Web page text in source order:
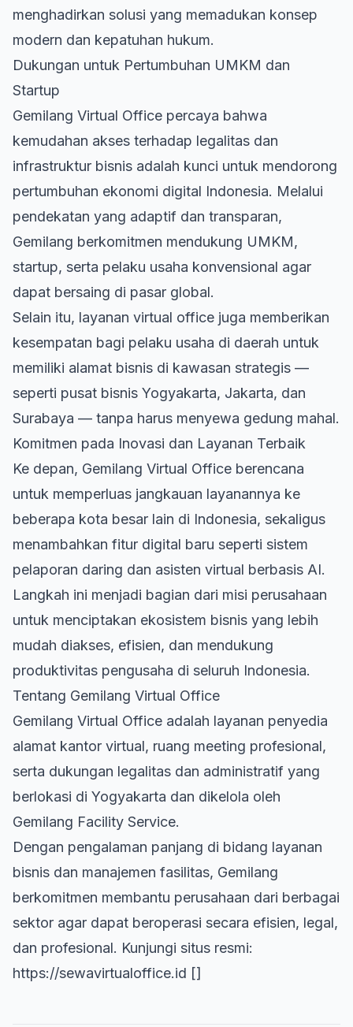
menghadirkan solusi yang memadukan konsep
modern dan kepatuhan hukum.
Dukungan untuk Pertumbuhan UMKM dan
Startup
Gemilang Virtual Office percaya bahwa
kemudahan akses terhadap legalitas dan
infrastruktur bisnis adalah kunci untuk mendorong
pertumbuhan ekonomi digital Indonesia. Melalui
pendekatan yang adaptif dan transparan,
Gemilang berkomitmen mendukung UMKM,
startup, serta pelaku usaha konvensional agar
dapat bersaing di pasar global.
Selain itu, layanan virtual office juga memberikan
kesempatan bagi pelaku usaha di daerah untuk
memiliki alamat bisnis di kawasan strategis —
seperti pusat bisnis Yogyakarta, Jakarta, dan
Surabaya — tanpa harus menyewa gedung mahal.
Komitmen pada Inovasi dan Layanan Terbaik
Ke depan, Gemilang Virtual Office berencana
untuk memperluas jangkauan layanannya ke
beberapa kota besar lain di Indonesia, sekaligus
menambahkan fitur digital baru seperti sistem
pelaporan daring dan asisten virtual berbasis AI.
Langkah ini menjadi bagian dari misi perusahaan
untuk menciptakan ekosistem bisnis yang lebih
mudah diakses, efisien, dan mendukung
produktivitas pengusaha di seluruh Indonesia.
Tentang Gemilang Virtual Office
Gemilang Virtual Office adalah layanan penyedia
alamat kantor virtual, ruang meeting profesional,
serta dukungan legalitas dan administratif yang
berlokasi di Yogyakarta dan dikelola oleh
Gemilang Facility Service.
Dengan pengalaman panjang di bidang layanan
bisnis dan manajemen fasilitas, Gemilang
berkomitmen membantu perusahaan dari berbagai
sektor agar dapat beroperasi secara efisien, legal,
dan profesional. Kunjungi situs resmi:
https://sewavirtualoffice.id []